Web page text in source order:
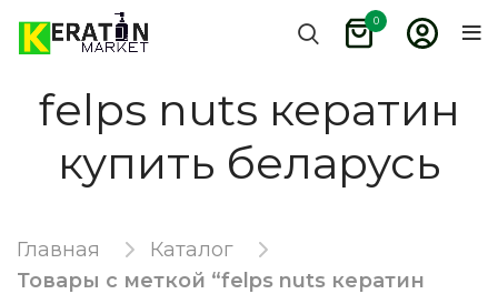
0
felps nuts кератин
купить беларусь
Главная
Каталог
Товары с меткой “felps nuts кератин